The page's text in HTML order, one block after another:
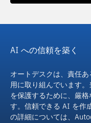
AI への信頼を築く
オートデスクは、責任
用に取り組んでいます
を保護するために、厳
す。信頼できる AI を作
の詳細については、